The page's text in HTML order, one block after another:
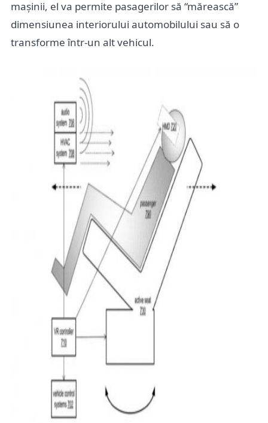
mașinii, el va permite pasagerilor să “mărească”
dimensiunea interiorului automobilului sau să o
transforme într-un alt vehicul.